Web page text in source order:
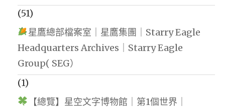
(51)
星鷹總部檔案室｜星鷹集團｜Starry Eagle
Headquarters Archives｜Starry Eagle
Group( SEG）
(1)
【總覽】星空文字博物館｜第1個世界｜